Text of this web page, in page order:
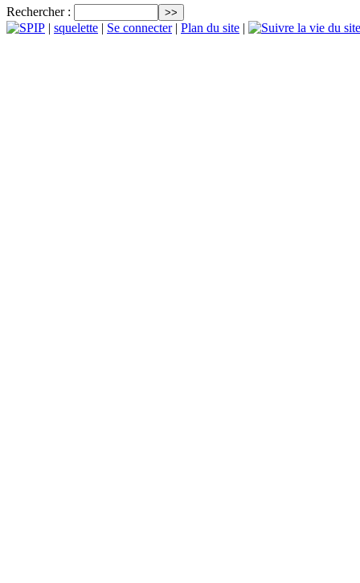
Rechercher :
| squelette | Se connecter| Plan du site |